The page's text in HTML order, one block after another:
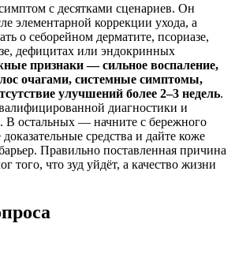
с десятками сценариев. Он
элементарной коррекции ухода, а
о себорейном дерматите, псориазе,
дефицитах или эндокринных
признаки — сильное воспаление,
очагами, системные симптомы,
улучшений более 2–3 недель.
диагностики и
В остальных — начните с бережного
средства и дайте коже
Правильно поставленная причина
того, что зуд уйдёт, а качество жизни